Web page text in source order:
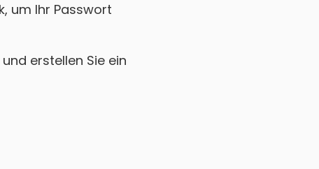
um Ihr Passwort
erstellen Sie ein